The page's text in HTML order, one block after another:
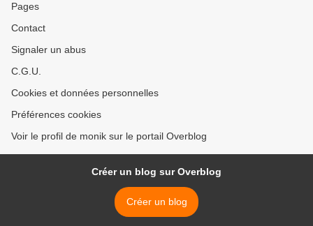
Pages
Contact
Signaler un abus
C.G.U.
Cookies et données personnelles
Préférences cookies
Voir le profil de monik sur le portail Overblog
Créer un blog sur Overblog
Créer un blog